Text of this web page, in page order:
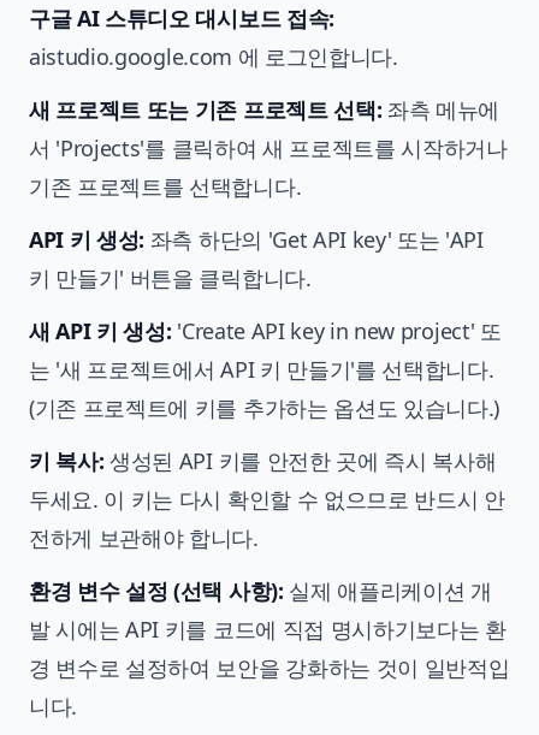
구글 AI 스튜디오 대시보드 접속:
aistudio.google.com 에 로그인합니다.
새 프로젝트 또는 기존 프로젝트 선택: 좌측 메뉴에
서 'Projects'를 클릭하여 새 프로젝트를 시작하거나
기존 프로젝트를 선택합니다.
API 키 생성: 좌측 하단의 'Get API key' 또는 'API
키 만들기' 버튼을 클릭합니다.
새 API 키 생성: 'Create API key in new project' 또
는 '새 프로젝트에서 API 키 만들기'를 선택합니다.
(기존 프로젝트에 키를 추가하는 옵션도 있습니다.)
키 복사: 생성된 API 키를 안전한 곳에 즉시 복사해
두세요. 이 키는 다시 확인할 수 없으므로 반드시 안
전하게 보관해야 합니다.
환경 변수 설정 (선택 사항): 실제 애플리케이션 개
발 시에는 API 키를 코드에 직접 명시하기보다는 환
경 변수로 설정하여 보안을 강화하는 것이 일반적입
니다.